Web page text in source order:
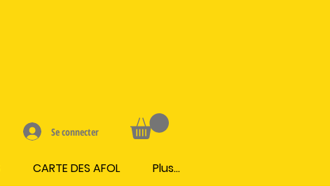
Se connecter
CARTE DES AFOL Plus...